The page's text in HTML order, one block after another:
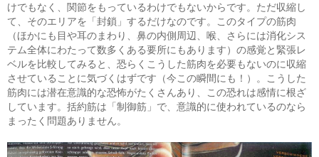
けでもなく、関節をもっているわけでもないからです。ただ収縮し
て、そのエリアを「封鎖」するだけなのです。このタイプの筋肉
（ほかにも目や耳のまわり、鼻の内側周辺、喉、さらには消化シス
テム全体にわたって数多くある要所にもあります）の感覚と緊張レ
ベルを比較してみると、恐らくこうした筋肉を必要もないのに収縮
させていることに気づくはずです（今この瞬間にも！）。こうした
筋肉には潜在意識的な恐怖がたくさんあり、この恐れは感情に根ざ
しています。括約筋は「制御筋」で、意識的に使われているのなら
まったく問題ありません。